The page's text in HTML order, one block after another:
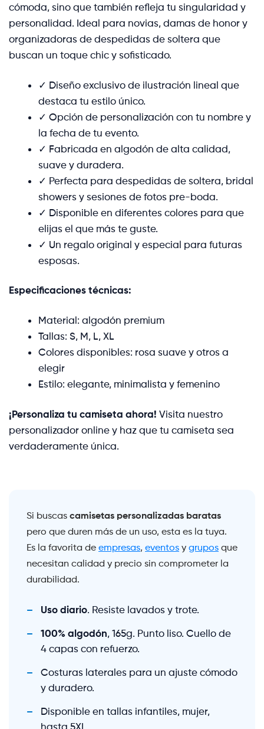
cómoda, sino que también refleja tu singularidad y
personalidad. Ideal para novias, damas de honor y
organizadoras de despedidas de soltera que
buscan un toque chic y sofisticado.
✓ Diseño exclusivo de ilustración lineal que
destaca tu estilo único.
✓ Opción de personalización con tu nombre y
la fecha de tu evento.
✓ Fabricada en algodón de alta calidad,
suave y duradera.
✓ Perfecta para despedidas de soltera, bridal
showers y sesiones de fotos pre-boda.
✓ Disponible en diferentes colores para que
elijas el que más te guste.
✓ Un regalo original y especial para futuras
esposas.
Especificaciones técnicas:
Material: algodón premium
Tallas: S, M, L, XL
Colores disponibles: rosa suave y otros a
elegir
Estilo: elegante, minimalista y femenino
¡Personaliza tu camiseta ahora! Visita nuestro
personalizador online y haz que tu camiseta sea
verdaderamente única.
Si buscas camisetas personalizadas baratas
pero que duren más de un uso, esta es la tuya.
Es la favorita de empresas, eventos y grupos que
necesitan calidad y precio sin comprometer la
durabilidad.
Uso diario. Resiste lavados y trote.
100% algodón, 165g. Punto liso. Cuello de
4 capas con refuerzo.
Costuras laterales para un ajuste cómodo
y duradero.
Disponible en tallas infantiles, mujer,